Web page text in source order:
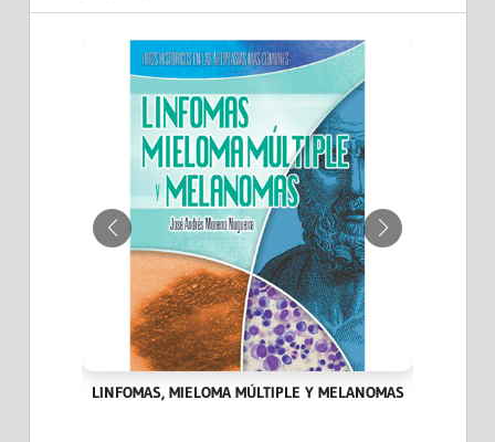
LINFOMAS, MIELOMA MÚLTIPLE Y MELANOMAS